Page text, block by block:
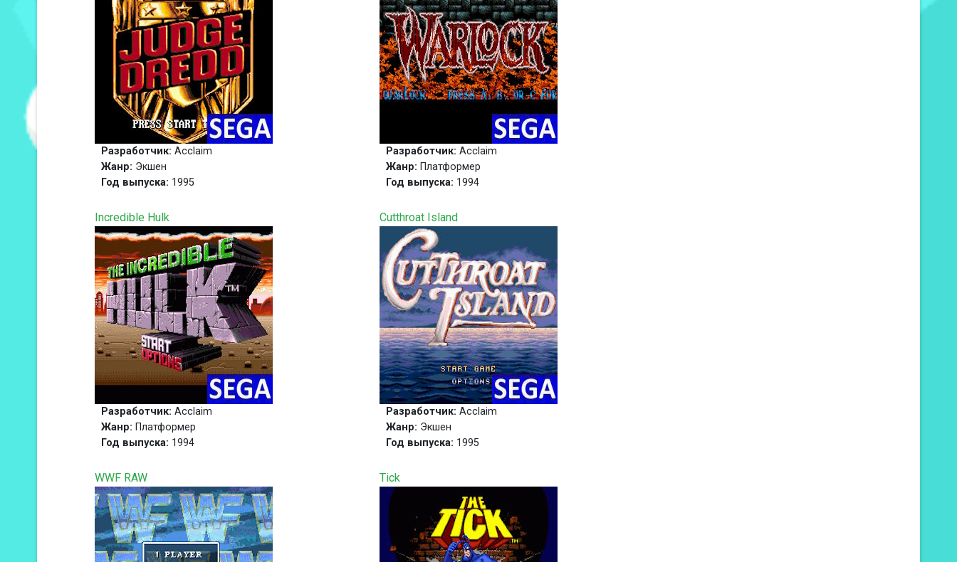
Разработчик: Acclaim
Жанр: Экшен
Год выпуска: 1995
Разработчик: Acclaim
Жанр: Платформер
Год выпуска: 1994
Incredible Hulk
Разработчик: Acclaim
Жанр: Платформер
Год выпуска: 1994
Cutthroat Island
Разработчик: Acclaim
Жанр: Экшен
Год выпуска: 1995
WWF RAW Tick